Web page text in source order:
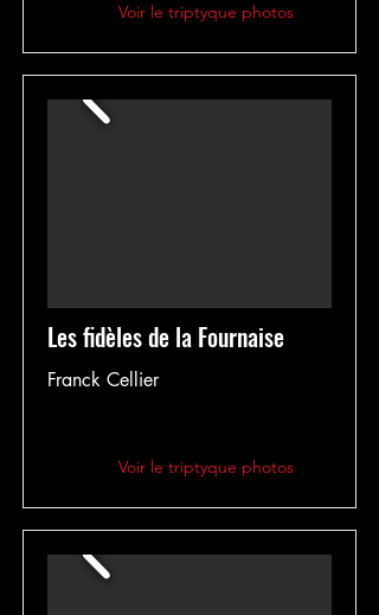
Voir le triptyque photos
Les fidèles de la Fournaise
Franck Cellier
Voir le triptyque photos